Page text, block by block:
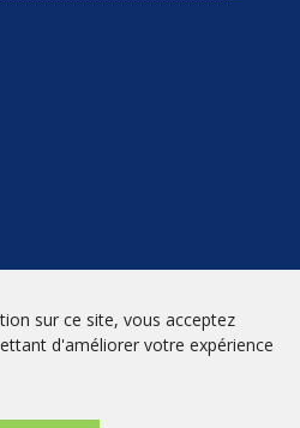
sur ce site, vous acceptez
d'améliorer votre expérience